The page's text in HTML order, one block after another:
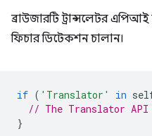
ব্রাউজারটি ট্রান্সলেটর
ফিচার ডিটেকশন চালান।
if ( 'Translator' in
// The Translator API
}